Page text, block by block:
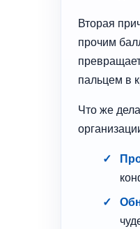
Вторая
прочим
пальцем в
Что же